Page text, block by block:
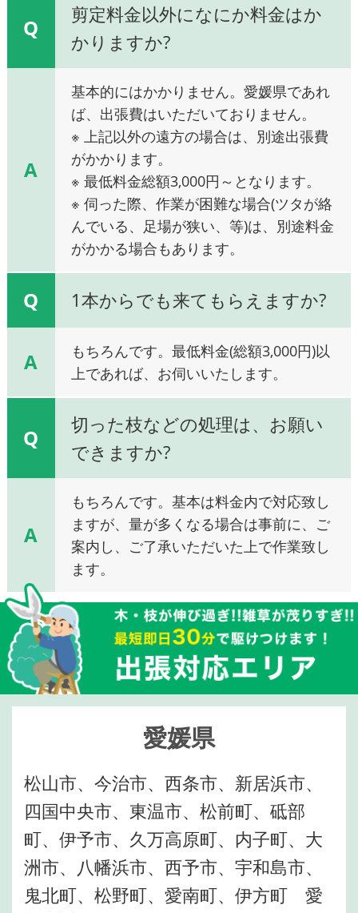
Q
剪定料金以外になにか料金はか
かりますか?
A
基本的にはかかりません。愛媛県であれ
ば、出張費はいただいておりません。
※ 上記以外の遠方の場合は、別途出張費
がかかります。
※ 最低料金総額3,000円～となります。
※ 伺った際、作業が困難な場合(ツタが絡
んでいる、足場が狭い、等)は、別途料金
がかかる場合もあります。
Q 1本からでも来てもらえますか?
A
もちろんです。最低料金(総額3,000円)以
上であれば、お伺いいたします。
Q
切った枝などの処理は、お願い
できますか?
A
もちろんです。基本は料金内で対応致し
ますが、量が多くなる場合は事前に、ご
案内し、ご了承いただいた上で作業致し
ます。
愛媛県
松山市、今治市、西条市、新居浜市、
四国中央市、東温市、松前町、砥部
町、伊予市、久万高原町、内子町、大
洲市、八幡浜市、西予市、宇和島市、
鬼北町、松野町、愛南町、伊方町 愛